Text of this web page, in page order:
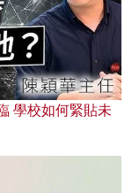
學校如何緊貼未